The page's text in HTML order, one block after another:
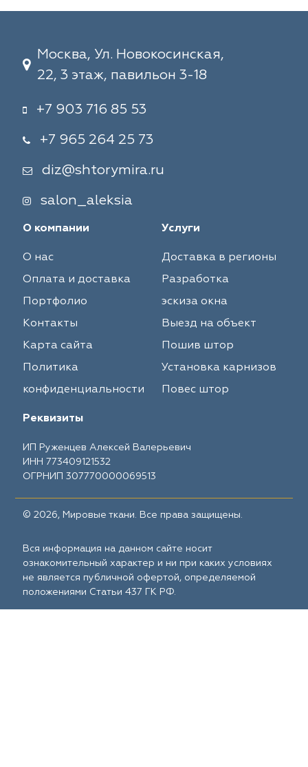
Москва, Ул. Новокосинская,
22, 3 этаж, павильон 3-18
+7 903 716 85 53
+7 965 264 25 73
diz@shtorymira.ru
salon_aleksia
О компании
О нас
Оплата и доставка
Портфолио
Контакты
Карта сайта
Политика
конфиденциальности
Услуги
Доставка в регионы
Разработка
эскиза окна
Выезд на объект
Пошив штор
Установка карнизов
Повес штор
Реквизиты
ИП Руженцев Алексей Валерьевич
ИНН 773409121532
ОГРНИП 307770000069513
© 2026, Мировые ткани. Все права защищены.
Вся информация на данном сайте носит
ознакомительный характер и ни при каких условиях
не является публичной офертой, определяемой
положениями Статьи 437 ГК РФ.